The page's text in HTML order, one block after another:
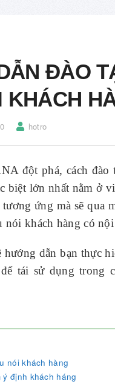
ĐÀO
KHÁCH
0 hotro
đột phá, cách đào
biệt lớn nhất nằm ở
tương ứng mà sẽ
nói khách hàng có
hướng dẫn bạn thực
tái sử dụng trong
nói khách hàng
ý định khách háng